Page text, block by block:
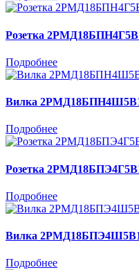
Розетка
Подробнее
Вилка
Подробнее
Розетка
Подробнее
Вилка
Подробнее